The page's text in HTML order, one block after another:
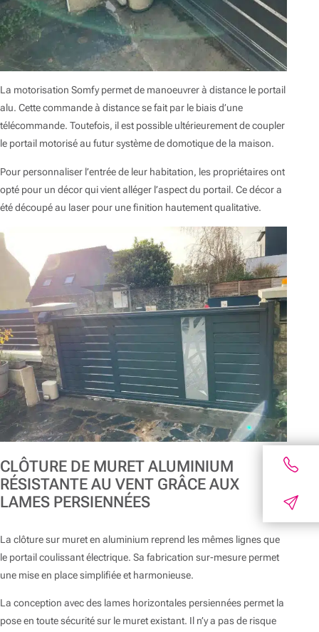
La motorisation Somfy permet de manoeuvrer à distance le portail
alu. Cette commande à distance se fait par le biais d’une
télécommande. Toutefois, il est possible ultérieurement de coupler
le portail motorisé au futur système de domotique de la maison.
Pour personnaliser l’entrée de leur habitation, les propriétaires ont
opté pour un décor qui vient alléger l’aspect du portail. Ce décor a
été découpé au laser pour une finition hautement qualitative.
CLÔTURE DE MURET ALUMINIUM
RÉSISTANTE AU VENT GRÂCE AUX
LAMES PERSIENNÉES
La clôture sur muret en aluminium reprend les mêmes lignes que
le portail coulissant électrique. Sa fabrication sur-mesure permet
une mise en place simplifiée et harmonieuse.
La conception avec des lames horizontales persiennées permet la
pose en toute sécurité sur le muret existant. Il n’y a pas de risque